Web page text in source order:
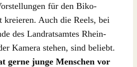
für den Biko-
kreieren. Auch die Reels, bei
des Landratsamtes Rhein-
Kamera stehen, sind beliebt.
gerne junge Menschen vor